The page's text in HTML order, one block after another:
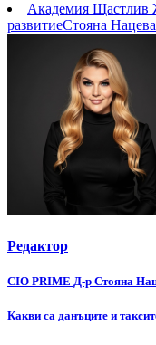
Академия Щастлив
развитиеСтояна Нацева
Редактор
Навигация
CIO PRIME Д-р Стояна
Какви са данъците и